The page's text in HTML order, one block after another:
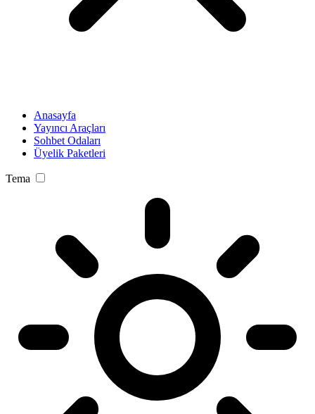
Anasayfa
Yayıncı Araçları
Sohbet Odaları
Üyelik Paketleri
Tema